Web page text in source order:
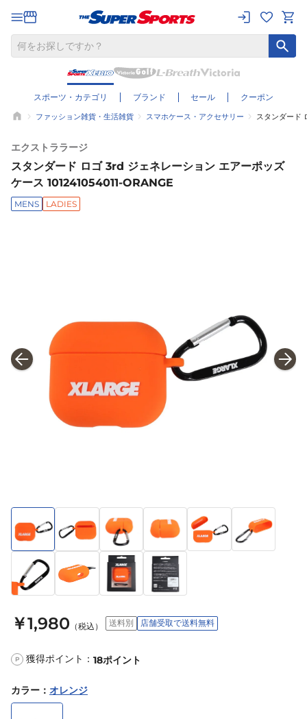
スポーツ・カテゴリ ブランド セール クーポン
ファッション雑貨・生活雑貨 スマホケース・アクセサリー スタンダード
エクストララージ
スタンダード ロゴ 3rd ジェネレーション エアーポッズ
ケース 101241054011-ORANGE
MENS LADIES
￥1,980 （税込） 送料別 店舗受取で送料無料
P 獲得ポイント： 18ポイント
カラー ： オレンジ